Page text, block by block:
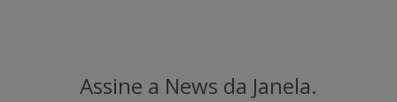
Assine a News da Janela.